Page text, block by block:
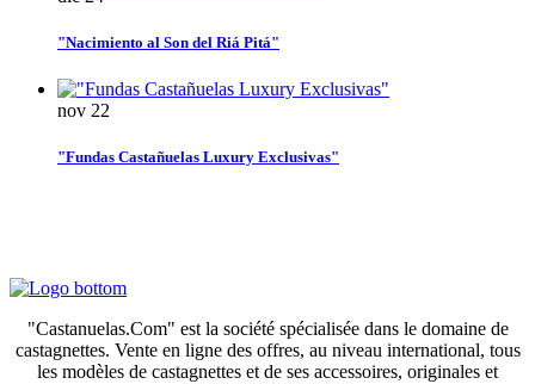
"Nacimiento al Son del Riá Pitá"
nov 22
"Fundas Castañuelas Luxury Exclusivas"
"Castanuelas.Com" est la société spécialisée dans le domaine de
castagnettes. Vente en ligne des offres, au niveau international, tous
les modèles de castagnettes et de ses accessoires, originales et